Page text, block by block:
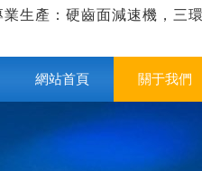
業生產：硬齒面減速機，三
網站首頁 關于我們